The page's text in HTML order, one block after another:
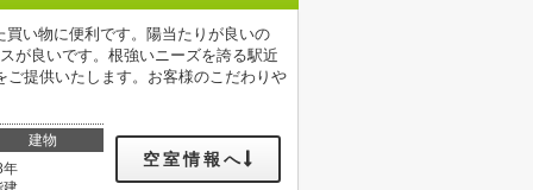
い物に便利です。陽当たりが良いの
が良いです。根強いニーズを誇る駅近
提供いたします。お客様のこだわりや
建物
年
空室情報へ